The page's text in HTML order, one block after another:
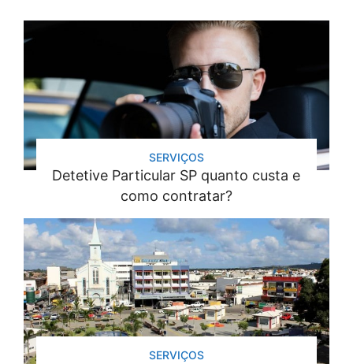
SERVIÇOS
Detetive Particular SP quanto custa e
como contratar?
SERVIÇOS